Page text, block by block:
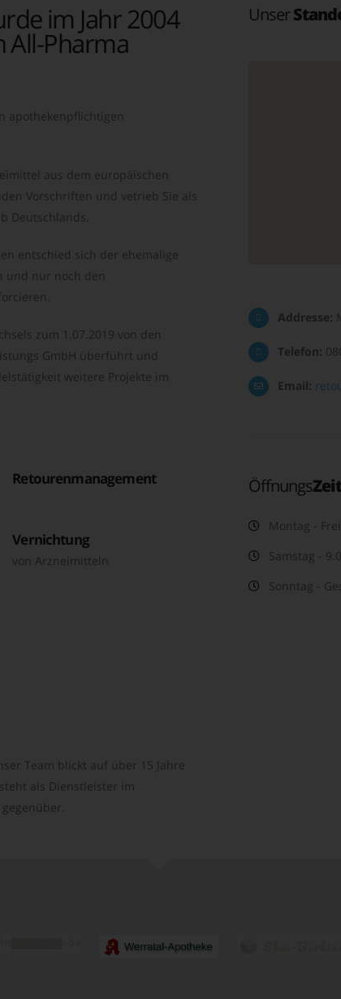
im Jahr 2004
All-Pharma
apothekenpflichtigen
aus dem europäischen
Vorschriften und vetrieb Sie als
Deutschlands.
entschied sich der ehemalige
und nur noch den
zum 1.07.2019 von den
GmbH überführt und
weitere Projekte im
Retourenmanagement
Vernichtung
von Arzneimitteln
Team blickt auf über 15 Jahre
als Dienstleister im
Unser
Addresse:
Telefon:
Email:
Öffnungs
Montag -
Samstag -
Sonntag -